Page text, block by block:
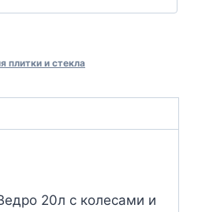
плитки и стекла
20л с колесами и